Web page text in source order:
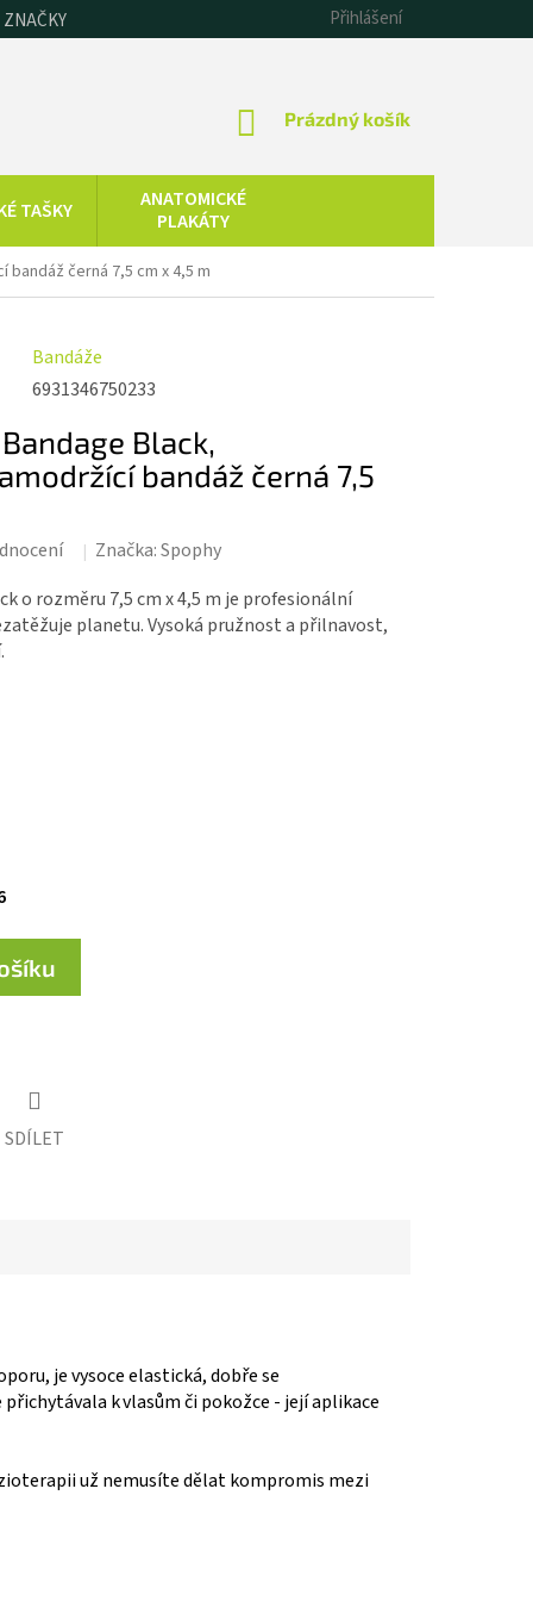
Přihlášení
NÁKUPNÍ
Prázdný košík
TAŠKY
ANATOMICKÉ
PLAKÁTY
CHLADOVÁ
TERAPIE
SAUNOVÁNÍ
STŘÍBRO,
ZLATO, ZINEK
černá 7,5 cm x 4,5 m
Bandáže
6931346750233
Black,
bandáž černá 7,5
Značka:Spophy
o rozměru 7,5 cm x 4,5 m je profesionální
planetu. Vysoká pružnost a přilnavost,
SDÍLET
je vysoce elastická, dobře se
k vlasům či pokožce - její aplikace
už nemusíte dělat kompromis mezi